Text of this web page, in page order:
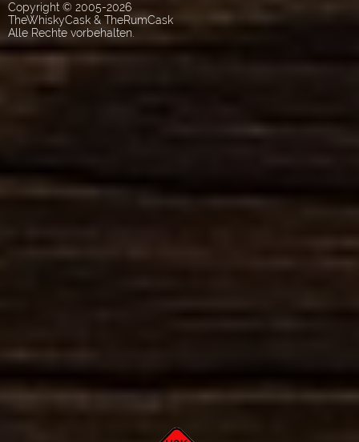
Copyright © 2005-2026
TheWhiskyCask & TheRumCask
Alle Rechte vorbehalten.